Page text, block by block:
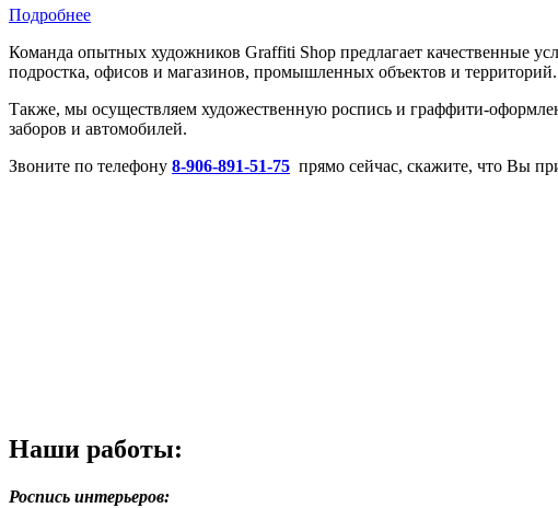
Подробнее
Команда опытных художников Graffiti Shop предлагает качественные
подростка, офисов и магазинов, промышленных объектов и территорий.
Также, мы осуществляем художественную роспись и граффити-
заборов и автомобилей.
Звоните по телефону 8-906-891-51-75 прямо сейчас, скажите, что Вы
Наши работы:
Роспись интерьеров: